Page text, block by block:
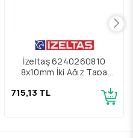
İzeltaş 6240260810
8x10mm İki Ağız Tapa
715,13 TL